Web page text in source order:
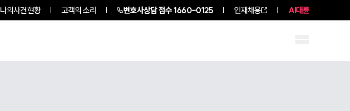
나의사건현황 고객의 소리 변호사상담 접수1660-0125 인재채용 AI대륜